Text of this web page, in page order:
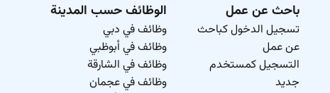
باحث عن عمل
تسجيل الدخول كباحث
عن عمل
التسجيل كمستخدم
جديد
الوظائف حسب المدينة
وظائف في دبي
وظائف في أبوظبي
وظائف في الشارقة
وظائف في عجمان